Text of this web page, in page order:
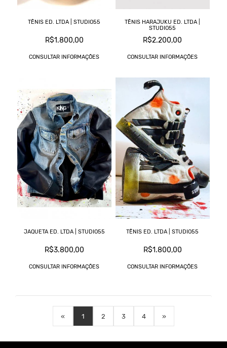
TÊNIS ED. LTDA | STUDIO55
R$1.800,00
CONSULTAR INFORMAÇÕES
TÊNIS HARAJUKU ED. LTDA |
STUDIO55
R$2.200,00
CONSULTAR INFORMAÇÕES
JAQUETA ED. LTDA | STUDIO55
R$3.800,00
CONSULTAR INFORMAÇÕES
TÊNIS ED. LTDA | STUDIO55
R$1.800,00
CONSULTAR INFORMAÇÕES
« 1 2 3 4 »